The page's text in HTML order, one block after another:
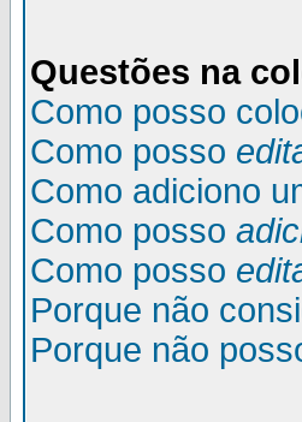
Questões na
Como posso
Como posso
Como adiciono
Como posso
Como posso
Porque não
Porque não